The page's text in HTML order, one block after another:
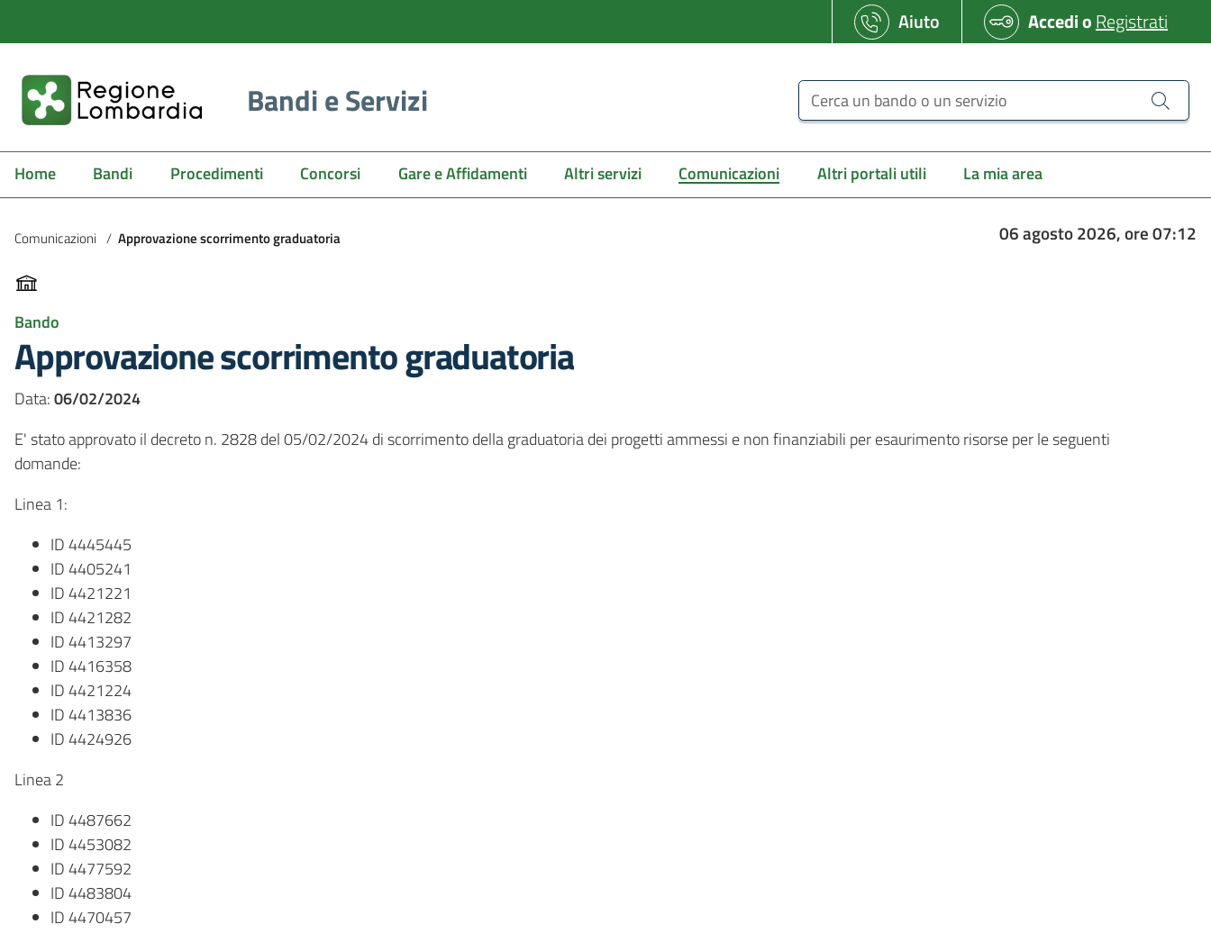
Aiuto AccedioRegistrati
Bandi e Servizi Cerca un bando o un servizio
Home Bandi Procedimenti Concorsi Gare e Affidamenti Altri servizi Comunicazioni Altri portali utili La mia area
Comunicazioni / Approvazione scorrimento graduatoria 06 agosto 2026, ore 07:12
Bando
Approvazione scorrimento graduatoria
Data:06/02/2024
E' stato approvato il decreto n. 2828 del 05/02/2024 di scorrimento della graduatoria dei progetti ammessi e non finanziabili per esaurimento risorse per le seguenti
domande:
Linea 1:
ID 4445445
ID 4405241
ID 4421221
ID 4421282
ID 4413297
ID 4416358
ID 4421224
ID 4413836
ID 4424926
Linea 2
ID 4487662
ID 4453082
ID 4477592
ID 4483804
ID 4470457